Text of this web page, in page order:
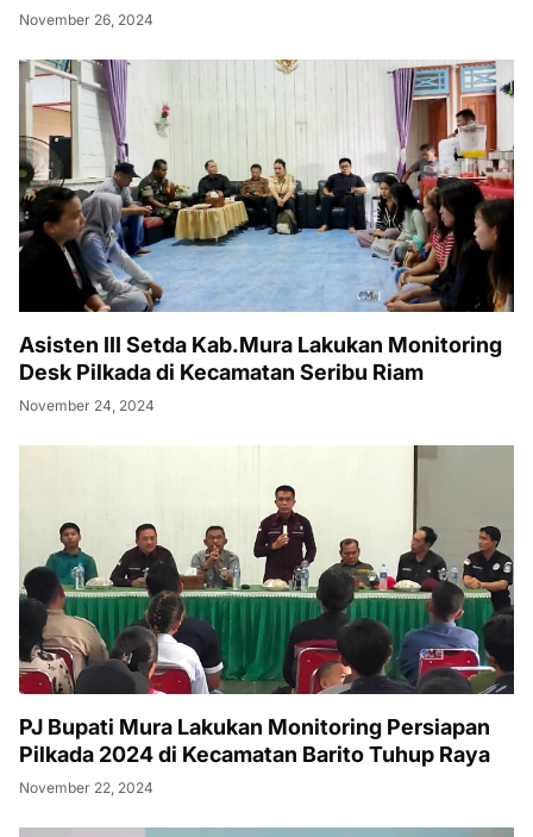
November 26, 2024
Asisten III Setda Kab.Mura Lakukan Monitoring
Desk Pilkada di Kecamatan Seribu Riam
November 24, 2024
PJ Bupati Mura Lakukan Monitoring Persiapan
Pilkada 2024 di Kecamatan Barito Tuhup Raya
November 22, 2024